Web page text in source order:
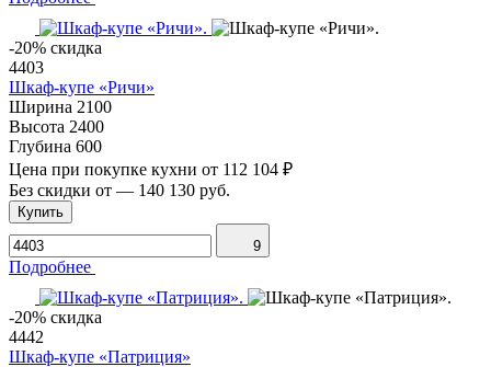
-20% скидка
4403
Шкаф-купе «Ричи»
Ширина 2100
Высота 2400
Глубина 600
Цена при покупке кухни от 112 104 ₽
Без скидки от — 140 130 руб.
Купить
9
Подробнее
-20% скидка
4442
Шкаф-купе «Патриция»